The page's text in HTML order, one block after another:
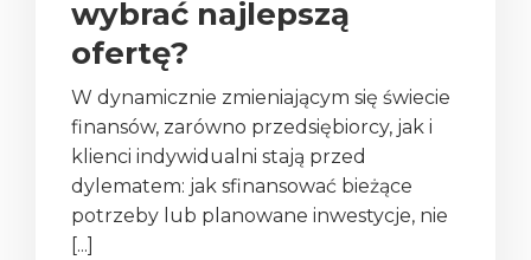
wybrać najlepszą
ofertę?
W dynamicznie zmieniającym się świecie
finansów, zarówno przedsiębiorcy, jak i
klienci indywidualni stają przed
dylematem: jak sfinansować bieżące
potrzeby lub planowane inwestycje, nie
[...]